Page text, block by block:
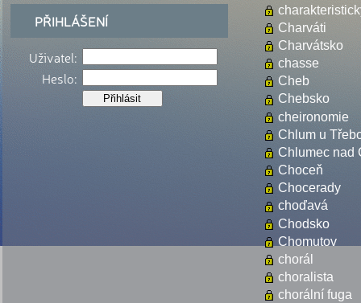
PŘIHLÁŠENÍ
Uživatel:
Heslo:
Charváti
Charvátsko
chasse
Cheb
Chebsko
cheironomie
Chlum u
Chlumec nad
Choceň
Chocerady
choďavá
Chodsko
Chomutov
chorál
choralista
chorální fuga